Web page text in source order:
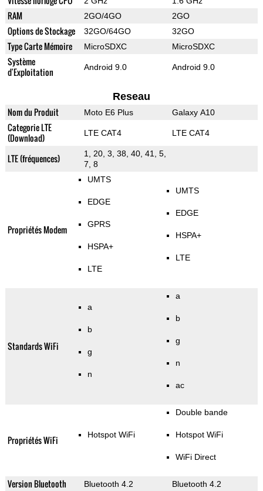
RAM 2GO/4GO 2GO
Options de Stockage 32GO/64GO 32GO
Type Carte Mémoire MicroSDXC MicroSDXC
Système
d'Exploitation
Android 9.0 Android 9.0
Reseau
Nom du Produit Moto E6 Plus Galaxy A10
Categorie LTE
(Download)
LTE CAT4 LTE CAT4
LTE (fréquences)
1, 20, 3, 38, 40, 41, 5,
7, 8
Propriétés Modem
UMTS
EDGE
GPRS
HSPA+
LTE
UMTS
EDGE
HSPA+
LTE
Standards WiFi
a
b
g
n
a
b
g
n
ac
Propriétés WiFi Hotspot WiFi
Double bande
Hotspot WiFi
WiFi Direct
Version Bluetooth Bluetooth 4.2 Bluetooth 4.2